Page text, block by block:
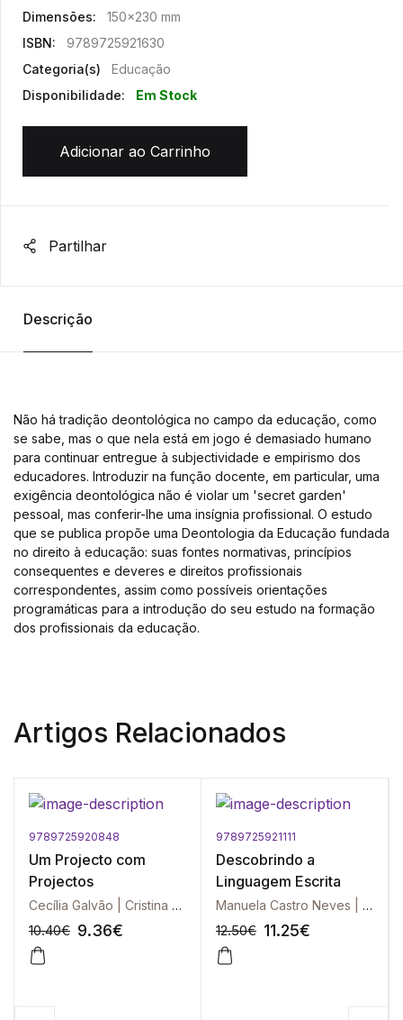
Dimensões:
150x230 mm
ISBN:
9789725921630
Categoria(s)
Educação
Disponibilidade:
Em Stock
Adicionar ao Carrinho
Partilhar
Descrição
Não há tradição deontológica no campo da educação, como
se sabe, mas o que nela está em jogo é demasiado humano
para continuar entregue à subjectividade e empirismo dos
educadores. Introduzir na função docente, em particular, uma
exigência deontológica não é violar um 'secret garden'
pessoal, mas conferir-lhe uma insígnia profissional. O estudo
que se publica propõe uma Deontologia da Educação fundada
no direito à educação: suas fontes normativas, princípios
consequentes e deveres e direitos profissionais
correspondentes, assim como possíveis orientações
programáticas para a introdução do seu estudo na formação
dos profissionais da educação.
Artigos Relacionados
9789725920848
Um Projecto com
Projectos
Cecília Galvão | Cristina Leão
10.40€ 9.36€
9789725921111
Descobrindo a
Linguagem Escrita
Manuela Castro Neves | Margarida Alves Martins
12.50€ 11.25€